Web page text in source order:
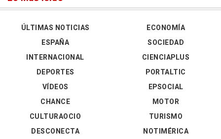
ÚLTIMAS NOTICIAS
ESPAÑA
INTERNACIONAL
DEPORTES
VÍDEOS
ECONOMÍA
SOCIEDAD
CIENCIAPLUS
PORTALTIC
EPSOCIAL
CHANCE
CULTURAOCIO
DESCONECTA
MOTOR
TURISMO
NOTIMÉRICA